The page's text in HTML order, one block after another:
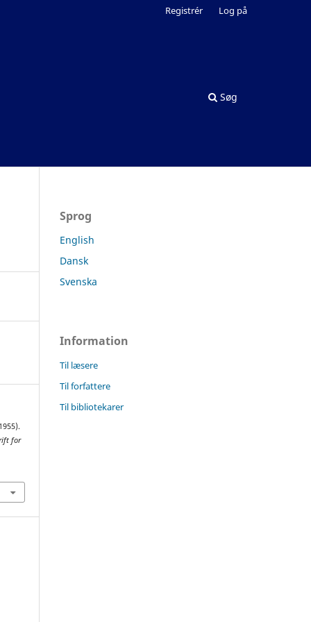
Søg
Registrér Log på
for
Sprog
English
Dansk
Svenska
Information
Til læsere
Til forfattere
Til bibliotekarer